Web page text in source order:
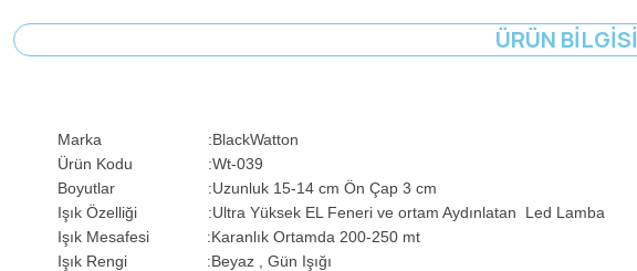
ÜRÜN BILGISI
Marka :BlackWatton
Ürün Kodu :Wt-039
Boyutlar :Uzunluk 15-14 cm Ön Çap 3 cm
Işık Özelliği :Ultra Yüksek EL Feneri ve ortam Aydınlatan Led Lamba
Işık Mesafesi :Karanlık Ortamda 200-250 mt
Işık Rengi :Beyaz , Gün Işığı